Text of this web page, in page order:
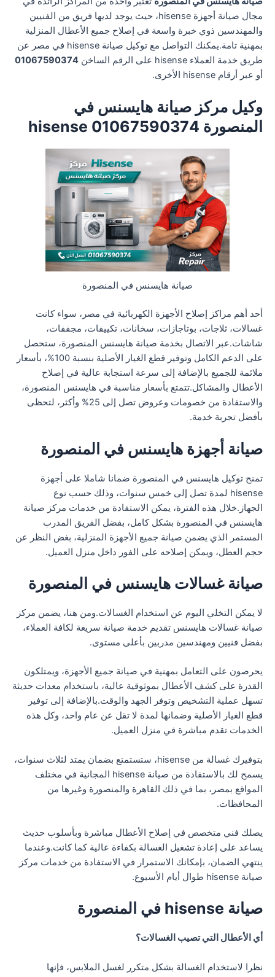
مجال صيانة أجهزة hisense، حيث يوجد لديها فريق من الفنيين
والمهندسين ذوي خبرة واسعة في إصلاح جميع الأعطال المنزلية
بمهنية تامة.يمكنك التواصل مع توكيل صيانة hisense في مصر عن
طريق خدمة العملاء hisense على الرقم الساخن
01067590374
أو عبر أرقام hisense الأخرى.
وكيل مركز صيانة هايسنس في
المنصورة 01067590374 hisense
صيانة هايسنس في المنصورة
أحد أهم مراكز إصلاح الأجهزة الكهربائية في مصر، سواء كانت
غسالات، ثلاجات، بوتاجازات، سخانات، تكييفات، مجففات،
شاشات.عبر الاتصال بخدمة صيانة هايسنس المنصورة، ستحصل
على الدعم الكامل وتوفير قطع الغيار الأصلية بنسبة 100%، بأسعار
ملائمة للجميع بالإضافة إلى سرعة استجابة عالية في إصلاح
الأعطال والمشاكل.تتمتع بأسعار مناسبة في هايسنس المنصورة،
والاستفادة من خصومات وعروض تصل إلى 25% وأكثر، لتحظى
بأفضل تجربة خدمة.
صيانة أجهزة هايسنس في المنصورة
تمنح توكيل هايسنس في المنصورة ضمانا شاملا على أجهزة
hisense لمدة تصل إلى خمس سنوات، وذلك حسب نوع
الجهاز.خلال هذه الفترة، يمكن الاستفادة من خدمات مركز صيانة
هايسنس في المنصورة بشكل كامل، بفضل الفريق المدرب
المستمر الذي يضمن صيانة جميع الأجهزة المنزلية، بغض النظر عن
حجم العطل، ويمكن إصلاحه على الفور داخل منزل العميل.
صيانة غسالات هايسنس في المنصورة
لا يمكن التخلي اليوم عن استخدام الغسالات.ومن هنا، يضمن مركز
صيانة غسالات هايسنس تقديم خدمة صيانة سريعة لكافة العملاء،
بفضل فنيين ومهندسين مدربين بأعلى مستوى.
يحرصون على التعامل بمهنية في صيانة جميع الأجهزة، ويمتلكون
القدرة على كشف الأعطال بموثوقية عالية، باستخدام معدات حديثة
تسهل عملية التشخيص وتوفر الجهد والوقت.بالإضافة إلى توفير
قطع الغيار الأصلية وضمانها لمدة لا تقل عن عام واحد، وكل هذه
الخدمات تقدم مباشرة في منزل العميل.
بتوفيرك غسالة من hisense، ستستمتع بضمان يمتد لثلاث سنوات،
يسمح لك بالاستفادة من صيانة hisense المجانية في مختلف
المواقع بمصر، بما في ذلك القاهرة والمنصورة وغيرها من
المحافظات.
يصلك فني متخصص في إصلاح الأعطال مباشرة وبأسلوب حديث
يساعد على إعادة تشغيل الغسالة بكفاءة عالية كما كانت.وعندما
ينتهي الضمان، بإمكانك الاستمرار في الاستفادة من خدمات مركز
صيانة hisense طوال أيام الأسبوع.
صيانة hisense في المنصورة
أي الأعطال التي تصيب الغسالات؟
نظرا لاستخدام الغسالة بشكل متكرر لغسل الملابس، فإنها